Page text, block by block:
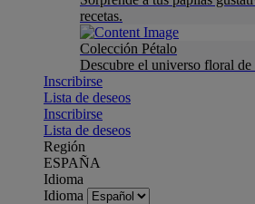
recetas.
Colección Pétalo
Descubre el universo floral de
Inscribirse
Lista de deseos
Inscribirse
Lista de deseos
Región
ESPAÑA
Idioma
Idioma